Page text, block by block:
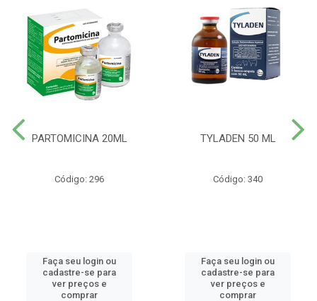
PARTOMICINA 20ML
Código: 296
Faça seu login ou
cadastre-se para
ver preços e
comprar
TYLADEN 50 ML
Código: 340
Faça seu login ou
cadastre-se para
ver preços e
comprar